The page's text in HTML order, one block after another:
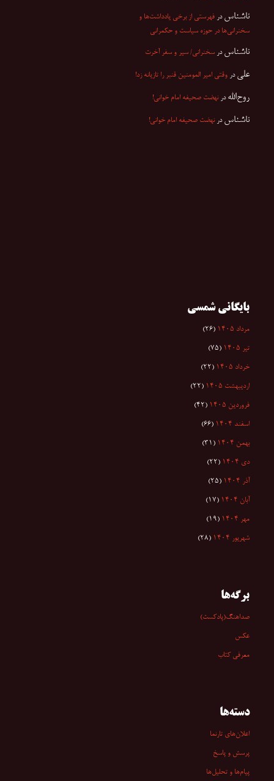
ناشناس در فهرستی از برخی یادداشت‌ها و
سخنرانی‌ها در حوزه سیاست و حکمرانی
ناشناس در سخنرانی/ سیر و سفر آخرت
علی در وقتی امیر المومنین قنبر را تازیانه زد!
روح‌الله درنهضت صحیفه امام خوانی!
ناشناس درنهضت صحیفه امام خوانی!
بایگانی شمسی
مرداد ۱۴۰۵ (۲۶)
تیر ۱۴۰۵ (۷۵)
خرداد ۱۴۰۵ (۲۲)
اردیبهشت ۱۴۰۵ (۲۲)
فروردین ۱۴۰۵ (۴۲)
اسفند ۱۴۰۴ (۶۶)
بهمن ۱۴۰۴ (۳۱)
دی ۱۴۰۴ (۲۲)
آذر ۱۴۰۴ (۲۵)
آبان ۱۴۰۴ (۱۷)
مهر ۱۴۰۴ (۱۹)
شهریور ۱۴۰۴ (۲۸)
برگه‌ها
صداهنگ(پادکست)
عکس
معرفی کتاب
دسته‌ها
اعلان‌های تارنما
پرسش و پاسخ
پیام‌ها و تحلیل‌ها